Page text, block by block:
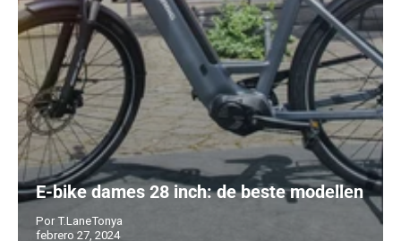
E-bike dames 28 inch: de beste modellen
Por T.LaneTonya
febrero 27, 2024